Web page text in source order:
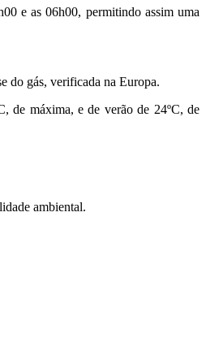
e as 06h00, permitindo assim uma
do gás, verificada na Europa.
de máxima, e de verão de 24ºC, de
ambiental.